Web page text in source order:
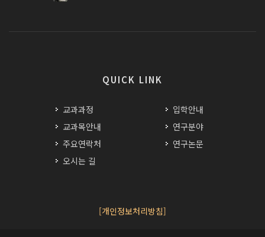
QUICK LINK
교과과정
교과목안내
주요연락처
오시는 길
입학안내
연구분야
연구논문
[개인정보처리방침]